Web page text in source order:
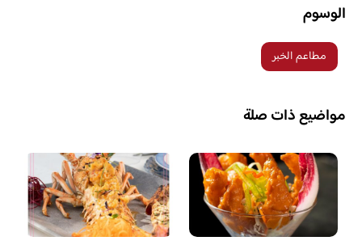
الوسوم
مطاعم الخبر
مواضيع ذات صلة